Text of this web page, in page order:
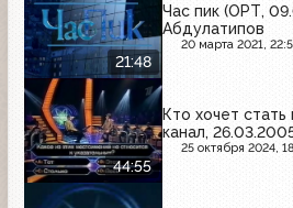
21:48
Час пик (ОРТ,
Абдулатипов
20 марта 2021,
44:55
Кто хочет
канал,
25 октября 2024,